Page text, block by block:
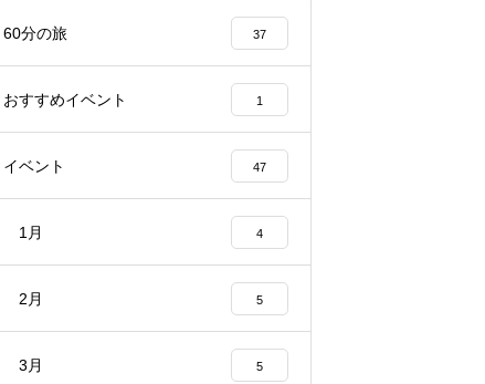
60分の旅 37
おすすめイベント 1
イベント 47
1月 4
2月 5
3月 5